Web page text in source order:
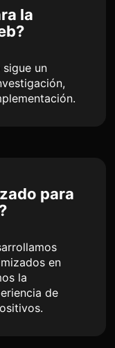
la
un
para
en
la
de